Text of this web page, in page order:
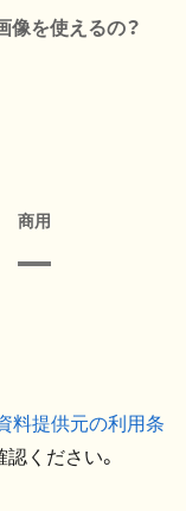
像を使えるの？
商用
料提供元の利用条
認ください。